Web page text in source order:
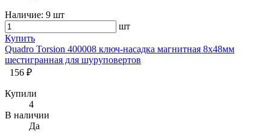
Наличие: 9 шт
шт
Купить
Quadro Torsion 400008 ключ-насадка магнитная 8х48мм
шестигранная для шуруповертов
156 ₽
Купили
4
В наличии
Да